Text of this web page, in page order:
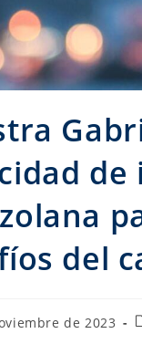
del
de 2023